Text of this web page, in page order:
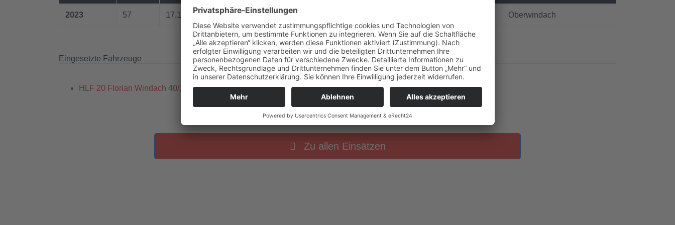
2023 57 17.10.2023 / 08:50 Uhr Oberwindach
Eingesetzte Fahrzeuge
HLF 20 Florian Windach 40/1
Zu allen Einsätzen